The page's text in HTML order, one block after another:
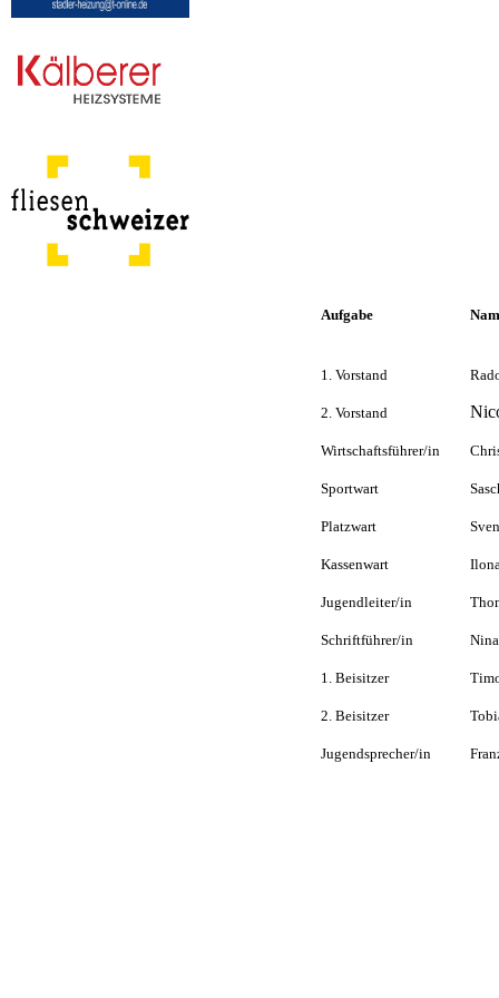
Aufgabe
1. Vorstand
2. Vorstand
Wirtschaftsführer/in
Sportwart
Platzwart
Kassenwart
Jugendleiter/in
Schriftführer/in
1. Beisitzer
2. Beisitzer
Jugendsprecher/in